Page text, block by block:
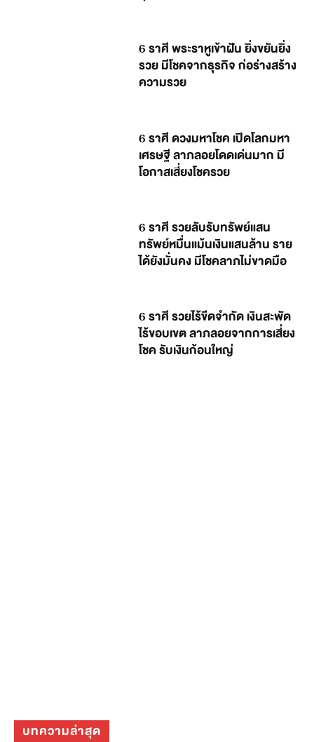
6 ราศี พระราหูเข้าฝัน ยิ่งขยันยิ่ง
รวย มีโชคจากธุรกิจ ก่อร่างสร้าง
ความรวย
6 ราศี ดวงมหาโชค เปิดโลกมหา
เศรษฐี ลาภลอยโดดเด่นมาก มี
โอกาสเสี่ยงโชครวย
6 ราศี รวยลับรับทรัพย์แสน
ทรัพย์หมื่นแม้นเงินแสนล้าน ราย
ได้ยังมั่นคง มีโชคลาภไม่ขาดมือ
6 ราศี รวยไร้ขีดจำกัด เงินสะพัด
ไร้ขอบเขต ลาภลอยจากการเสี่ยง
โชค รับเงินก้อนใหญ่
บทความล่าสุด